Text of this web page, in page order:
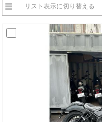
リスト表示に切り替える